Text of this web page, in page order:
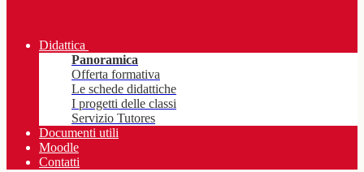
Didattica
Panoramica
Offerta formativa
Le schede didattiche
I progetti delle classi
Servizio Tutores
Documenti utili
Moodle
Contatti